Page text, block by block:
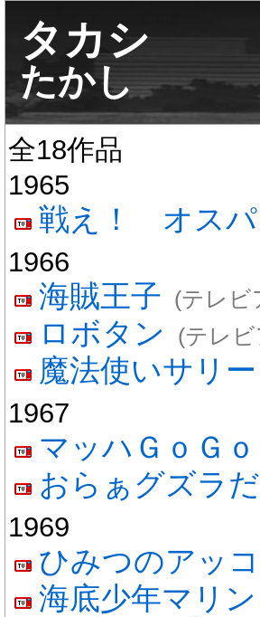
タカシ
たかし
全18作品
1965
戦え！ オス
1966
海賊王子 (テレビ
ロボタン (テレ
魔法使いサリー
1967
マッハＧｏＧ
おらぁグズラ
1969
ひみつのアッ
海底少年マリン